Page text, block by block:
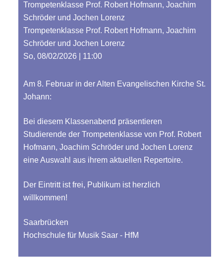
Trompetenklasse Prof. Robert Hofmann, Joachim
Schröder und Jochen Lorenz
Trompetenklasse Prof. Robert Hofmann, Joachim
Schröder und Jochen Lorenz
So, 08/02/2026 | 11:00
Am 8. Februar in der Alten Evangelischen Kirche St.
Johann:
Bei diesem Klassenabend präsentieren
Studierende der Trompetenklasse von Prof. Robert
Hofmann, Joachim Schröder und Jochen Lorenz
eine Auswahl aus ihrem aktuellen Repertoire.
Der Eintritt ist frei, Publikum ist herzlich
willkommen!
Saarbrücken
Hochschule für Musik Saar - HfM